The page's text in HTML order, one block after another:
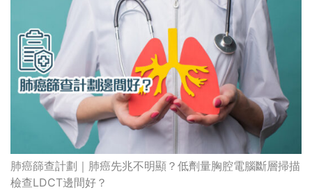
肺癌篩查計劃｜肺癌先兆不明顯？低劑量胸腔電腦斷層掃描
檢查LDCT邊間好？